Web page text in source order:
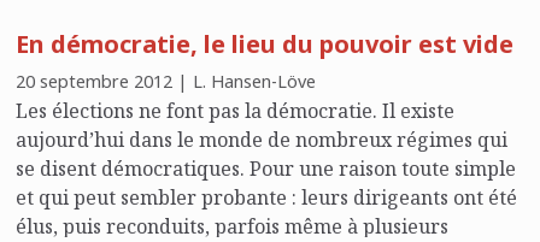
Inutile de consulter les plus grands experts en la
matière (qui le confirment) pour s’en convaincre. Il
suffit de jeter un coup d’œil sur les abondantes vidéos
de chats farceurs ou de perroquets hâbleurs ; ces
infatigables humoristes nous font oublier une minute
notre dérisoire outrecuidance.
En démocratie, le lieu du pouvoir est vide
20 septembre 2012 | L. Hansen-Löve
Les élections ne font pas la démocratie. Il existe
aujourd’hui dans le monde de nombreux régimes qui
se disent démocratiques. Pour une raison toute simple
et qui peut sembler probante : leurs dirigeants ont été
élus, puis reconduits, parfois même à plusieurs